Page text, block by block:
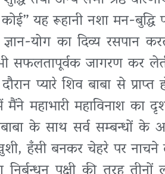
यह रूहानी नशा मन-
योग का दिव्य रसपान
जागरण कर
प्यारे शिव बाबा से
मैंने महाभारी महाविनाश
के साथ सर्व सम्बन्धों
हँसी बनकर चेहरे पर